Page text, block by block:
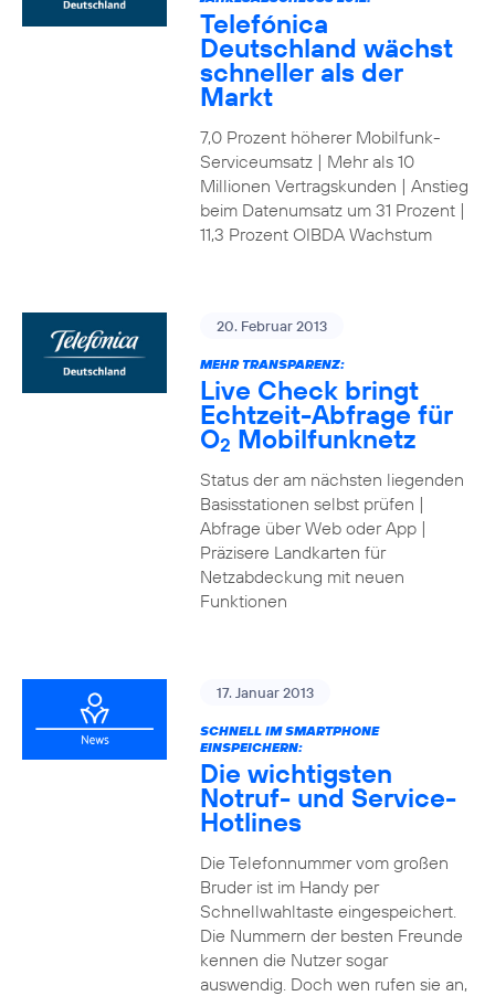
Telefónica
Deutschland wächst
schneller als der
Markt
7,0 Prozent höherer Mobilfunk-
Serviceumsatz | Mehr als 10
Millionen Vertragskunden | Anstieg
beim Datenumsatz um 31 Prozent |
11,3 Prozent OIBDA Wachstum
20. Februar 2013
MEHR TRANSPARENZ:
Live Check bringt
Echtzeit-Abfrage für
O2 Mobilfunknetz
Status der am nächsten liegenden
Basisstationen selbst prüfen |
Abfrage über Web oder App |
Präzisere Landkarten für
Netzabdeckung mit neuen
Funktionen
17. Januar 2013
SCHNELL IM SMARTPHONE
EINSPEICHERN:
Die wichtigsten
Notruf- und Service-
Hotlines
Die Telefonnummer vom großen
Bruder ist im Handy per
Schnellwahltaste eingespeichert.
Die Nummern der besten Freunde
kennen die Nutzer sogar
auswendig. Doch wen rufen sie an,